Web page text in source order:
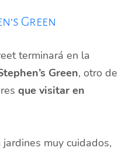
Green
terminará en la
Green, otro de
que visitar en
muy cuidados,